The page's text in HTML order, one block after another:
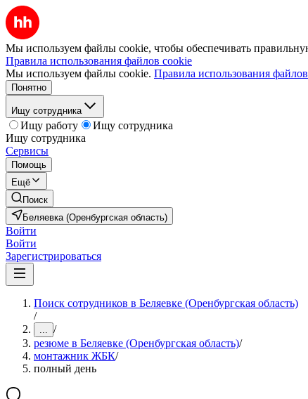
Мы используем файлы cookie, чтобы обеспечивать
Правила использования файлов cookie
Мы используем файлы cookie. Правила использования
Понятно
Ищу сотрудника
Ищу работу
Ищу сотрудника
Ищу сотрудника
Сервисы
Помощь
Ещё
Поиск
Беляевка (Оренбургская область)
Войти
Войти
Зарегистрироваться
Поиск сотрудников в Беляевке (Оренбургская область)
/
... /
резюме в Беляевке (Оренбургская область)/
монтажник ЖБК/
полный день